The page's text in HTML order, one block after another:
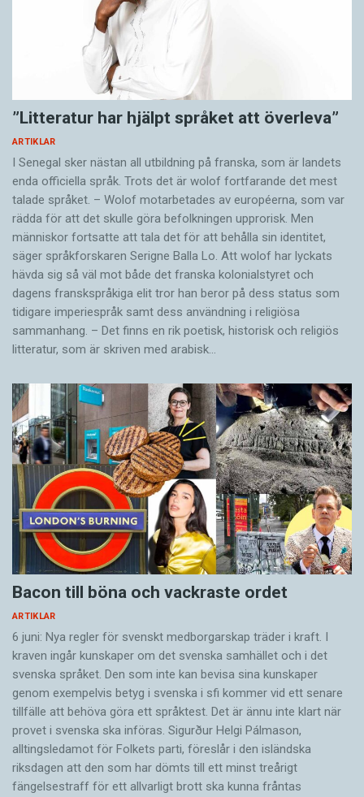
”Litteratur har hjälpt språket att överleva”
ARTIKLAR
I Senegal sker nästan all utbildning på franska, som är landets
enda officiella språk. Trots det är wolof fortfarande det mest
talade språket. – Wolof motarbetades av européerna, som var
rädda för att det skulle göra befolkningen upprorisk. Men
människor fortsatte att tala det för att behålla sin identitet,
säger språkforskaren Serigne Balla Lo. Att wolof har lyckats
hävda sig så väl mot både det franska kolonialstyret och
dagens franskspråkiga elit tror han beror på dess status som
tidigare imperiespråk samt dess användning i religiösa
sammanhang. – Det finns en rik poetisk, historisk och reli­giös
litteratur, som är skriven med arabisk…
Bacon till böna och vackraste ordet
ARTIKLAR
6 juni: Nya regler för svenskt medborgarskap träder i kraft. I
kraven ingår kunskaper om det svenska samhället och i det
svenska språket. Den som inte kan bevisa sina kunskaper
genom exempelvis betyg i svenska i sfi kommer vid ett senare
tillfälle att behöva göra ett språktest. Det är ännu inte klart när
provet i svenska ska införas. Sigurður Helgi Pálmason,
alltingsledamot för Folkets parti, föreslår i den isländska
riksdagen att den som har dömts till ett minst treårigt
fängelsestraff för ett allvarligt brott ska kunna fråntas